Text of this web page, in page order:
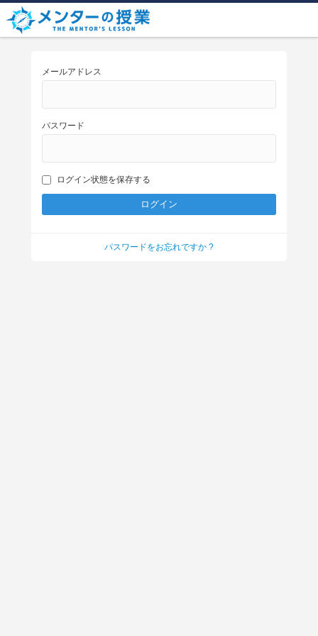
メールアドレス
パスワード
ログイン状態を保存する
パスワードをお忘れですか ?